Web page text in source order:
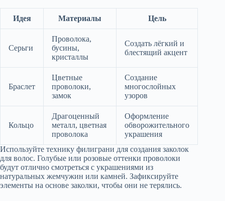
Идея Материалы Цель
Серьги
Проволока,
бусины,
кристаллы
Создать лёгкий и
блестящий акцент
Браслет
Цветные
проволоки,
замок
Создание
многослойных
узоров
Кольцо
Драгоценный
металл, цветная
проволока
Оформление
обворожительного
украшения
Используйте технику филиграни для создания заколок
для волос. Голубые или розовые оттенки проволоки
будут отлично смотреться с украшениями из
натуральных жемчужин или камней. Зафиксируйте
элементы на основе заколки, чтобы они не терялись.